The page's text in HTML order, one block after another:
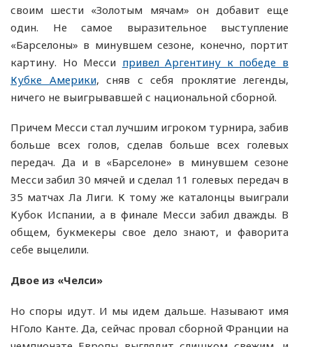
своим шести «Золотым мячам» он добавит еще
один. Не самое выразительное выступление
«Барселоны» в минувшем сезоне, конечно, портит
картину. Но Месси привел Аргентину к победе в
Кубке Америки, сняв с себя проклятие легенды,
ничего не выигрывавшей с национальной сборной.
Причем Месси стал лучшим игроком турнира, забив
больше всех голов, сделав больше всех голевых
передач. Да и в «Барселоне» в минувшем сезоне
Месси забил 30 мячей и сделал 11 голевых передач в
35 матчах Ла Лиги. К тому же каталонцы выиграли
Кубок Испании, а в финале Месси забил дважды. В
общем, букмекеры свое дело знают, и фаворита
себе выцелили.
Двое из «Челси»
Но споры идут. И мы идем дальше. Называют имя
НГоло Канте. Да, сейчас провал сборной Франции на